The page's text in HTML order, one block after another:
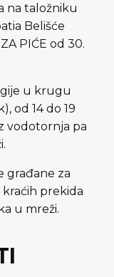
na taložniku
Belišće
PIĆE od 30.
u krugu
od 14 do 19
vodotornja pa
građane za
prekida
u mreži.